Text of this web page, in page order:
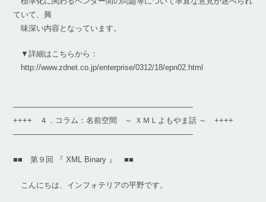
ていて、興
味深い内容となっています。
▼詳細はこちらから：
http://www.zdnet.co.jp/enterprise/0312/18/epn02.html
———————————————————————-
++++ ４．コラム：名前空間 ～ ＸＭＬよもやま話 ～ ++++
———————————————————————-
■■ 第９回 『 XML Binary 』 ■■
こんにちは、インフォテリアの平野です。